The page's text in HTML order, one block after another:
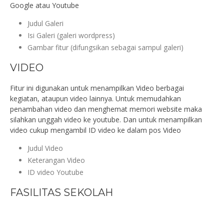
Google atau Youtube
Judul Galeri
Isi Galeri (galeri wordpress)
Gambar fitur (difungsikan sebagai sampul galeri)
VIDEO
Fitur ini digunakan untuk menampilkan Video berbagai
kegiatan, ataupun video lainnya. Untuk memudahkan
penambahan video dan menghemat memori website maka
silahkan unggah video ke youtube. Dan untuk menampilkan
video cukup mengambil ID video ke dalam pos Video
Judul Video
Keterangan Video
ID video Youtube
FASILITAS SEKOLAH